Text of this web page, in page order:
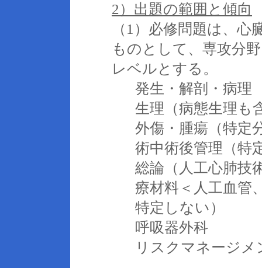
2）出題の範囲と傾向
（1）必修問題は、
ものとして、専攻分
レベルとする。
発生・解剖・病理
生理（病態生理も
外傷・腫瘍（特定
術中術後管理（特
総論（人工心肺技
療材料＜人工血管
特定しない）
呼吸器外科
リスクマネージメ